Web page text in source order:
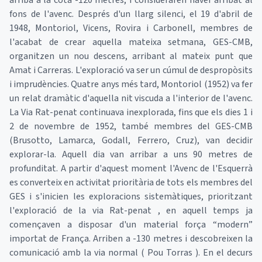
fons de l'avenc. Després d'un llarg silenci, el 19 d'abril de
1948, Montoriol, Vicens, Rovira i Carbonell, membres de
l'acabat de crear aquella mateixa setmana, GES-CMB,
organitzen un nou descens, arribant al mateix punt que
Amat i Carreras. L'exploració va ser un cúmul de despropòsits
i imprudències. Quatre anys més tard, Montoriol (1952) va fer
un relat dramàtic d'aquella nit viscuda a l'interior de l'avenc.
La Via Rat-penat continuava inexplorada, fins que els dies 1 i
2 de novembre de 1952, també membres del GES-CMB
(Brusotto, Lamarca, Godall, Ferrero, Cruz), van decidir
explorar-la. Aquell dia van arribar a uns 90 metres de
profunditat. A partir d'aquest moment l'Avenc de l'Esquerrà
es converteix en activitat prioritària de tots els membres del
GES i s'inicien les exploracions sistemàtiques, prioritzant
l'exploració de la via Rat-penat , en aquell temps ja
començaven a disposar d'un material força “modern”
importat de França. Arriben a -130 metres i descobreixen la
comunicació amb la via normal ( Pou Torras ). En el decurs